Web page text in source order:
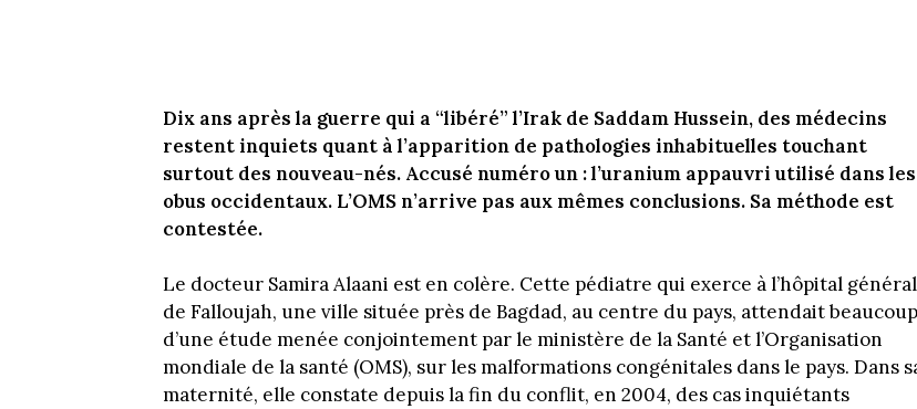
Dix ans après la guerre qui a “libéré” l’Irak de Saddam Hussein, des médecins
restent inquiets quant à l’apparition de pathologies inhabituelles touchant
surtout des nouveau-nés. Accusé numéro un : l’uranium appauvri utilisé dans les
obus occidentaux. L’OMS n’arrive pas aux mêmes conclusions. Sa méthode est
contestée.
Le docteur Samira Alaani est en colère. Cette pédiatre qui exerce à l’hôpital général
de Falloujah, une ville située près de Bagdad, au centre du pays, attendait beaucoup
d’une étude menée conjointement par le ministère de la Santé et l’Organisation
mondiale de la santé (OMS), sur les malformations congénitales dans le pays. Dans
maternité, elle constate depuis la fin du conflit, en 2004, des cas inquiétants